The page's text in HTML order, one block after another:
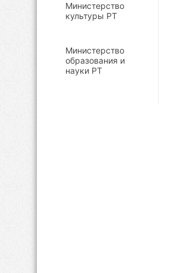
Министерство
культуры РТ
Министерство
образования и
науки РТ